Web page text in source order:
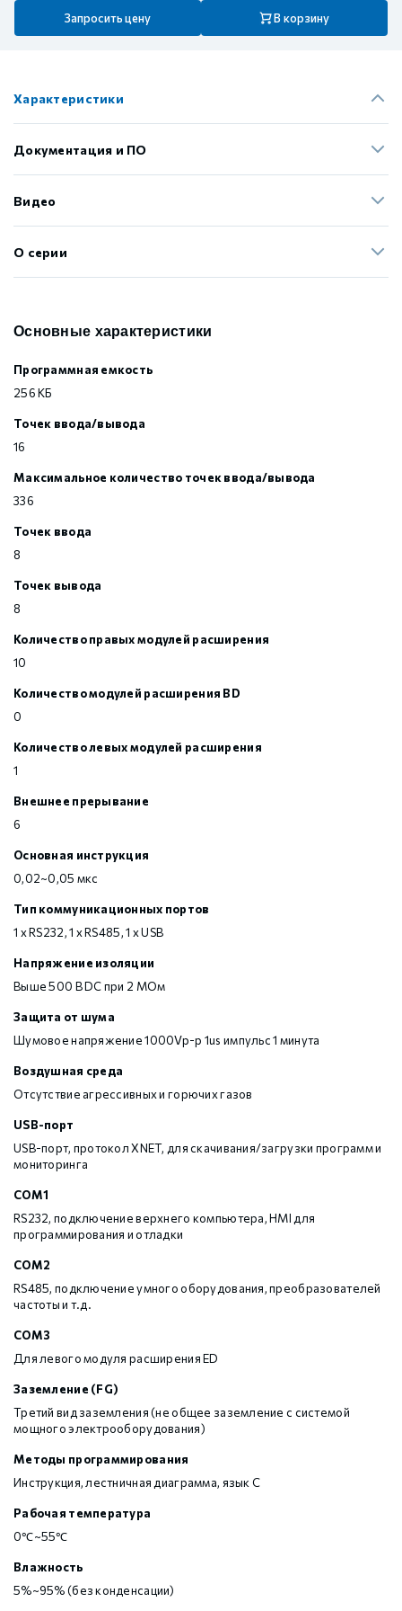
Запросить цену В корзину
Характеристики
Документация и ПО
Видео
О серии
Основные характеристики
Программная емкость
256 КБ
Точек ввода/вывода
16
Максимальное количество точек ввода/вывода
336
Точек ввода
8
Точек вывода
8
Количество правых модулей расширения
10
Количество модулей расширения BD
0
Количество левых модулей расширения
1
Внешнее прерывание
6
Основная инструкция
0,02~0,05 мкс
Тип коммуникационных портов
1 х RS232, 1 х RS485, 1 х USB
Напряжение изоляции
Выше 500 В DC при 2 МОм
Защита от шума
Шумовое напряжение 1000Vp-p 1us импульс 1 минута
Воздушная среда
Отсутствие агрессивных и горючих газов
USB-порт
USB-порт, протокол XNET, для скачивания/загрузки программ и
мониторинга
COM1
RS232, подключение верхнего компьютера, HMI для
программирования и отладки
COM2
RS485, подключение умного оборудования, преобразователей
частоты и т.д.
COM3
Для левого модуля расширения ED
Заземление (FG)
Третий вид заземления (не общее заземление с системой
мощного электрооборудования)
Методы программирования
Инструкция, лестничная диаграмма, язык С
Рабочая температура
0℃~55℃
Влажность
5%~95% (без конденсации)